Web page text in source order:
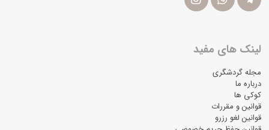
لینک های مفید
مجله گردشگری
درباره ما
کوکی ها
قوانین و مقررات
قوانین لغو رزرو